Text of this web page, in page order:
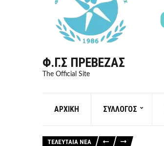
Φ.Γ.Σ ΠΡΈΒΕΖΑΣ
The Official Site
ΑΡΧΙΚΗ ΣΥΛΛΟΓΟΣ
ΤΕΛΕΥΤΑΙΑ ΝΕΑ